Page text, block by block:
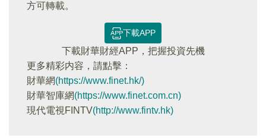
方可轉載。
下載APP
下載財華財經APP，把握投資先機
更多精彩内容，請點擊：
財華網(https://www.finet.hk/)
財華智庫網(https://www.finet.com.cn)
現代電視FINTV(http://www.fintv.hk)